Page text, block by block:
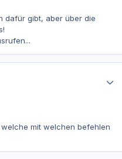
dafür gibt, aber über die
mit welchen befehlen